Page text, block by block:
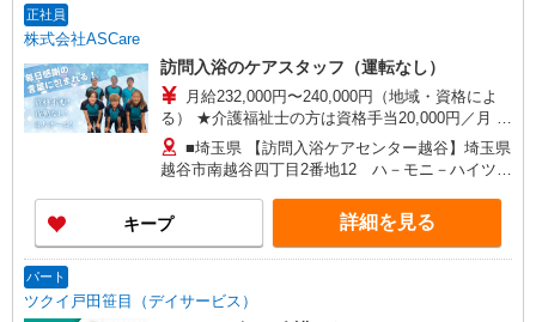
正社員
株式会社ASCare
訪問入浴のケアスタッフ（運転なし）
月給232,000円〜240,000円（地域・資格によ
る） ★介護福祉士の方は資格手当20,000円／月 別
途交通費支給（30,000円上限／月） 別途残業手当
（月平均残業時間15時間）残業代全額支給
■埼玉県 【訪問入浴ケアセンター越谷】埼玉県
越谷市南越谷四丁目2番地12 ハ－モニ－ハイツ第
丁目4番地1 高橋店舗 【在宅介護センター川越】
埼玉県川越市富士見町9番地2 サンホワイト富士
見101号室 【在宅介護センター戸田】埼玉県戸田
センター加須】埼玉県加須市花崎一丁目23番地10
キープ 詳細を見る
パート
ツクイ戸田笹目（デイサービス）